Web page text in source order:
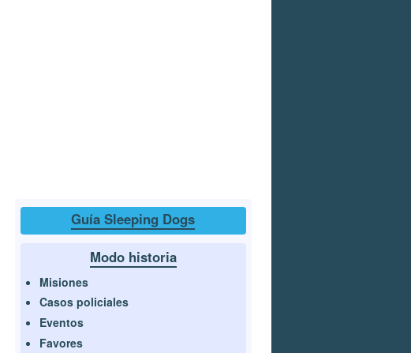
Guía Sleeping Dogs
Modo historia
Misiones
Casos policiales
Eventos
Favores